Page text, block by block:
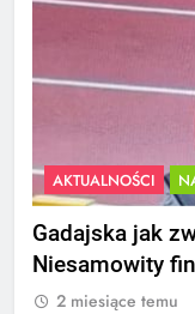
AKTUALNOŚCI
Gadajska jak
Niesamowity
2 miesiące temu